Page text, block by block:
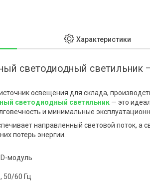
Характеристики
светодиодный светильник
освещения для склада,
светодиодный светильник — это
и минимальные
направленный световой поток, а
потерь энергии.
модуль
50/60 Гц